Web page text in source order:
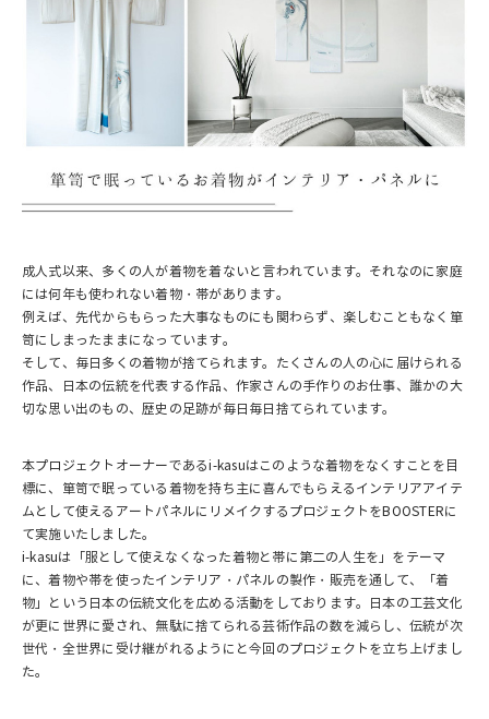
成人式以来、多くの人が着物を着ないと言われています。それなのに家庭
には何年も使われない着物・帯があります。
例えば、先代からもらった大事なものにも関わらず、楽しむこともなく箪
笥にしまったままになっています。
そして、毎日多くの着物が捨てられます。たくさんの人の心に届けられる
作品、日本の伝統を代表する作品、作家さんの手作りのお仕事、誰かの大
切な思い出のもの、歴史の足跡が毎日毎日捨てられています。
本プロジェクトオーナーであるi-kasuはこのような着物をなくすことを目
標に、箪笥で眠っている着物を持ち主に喜んでもらえるインテリアアイテ
ムとして使えるアートパネルにリメイクするプロジェクトをBOOSTERに
て実施いたしました。
i-kasuは「服として使えなくなった着物と帯に第二の人生を」をテーマ
に、着物や帯を使ったインテリア・パネルの製作・販売を通して、「着
物」という日本の伝統文化を広める活動をしております。日本の工芸文化
が更に世界に愛され、無駄に捨てられる芸術作品の数を減らし、伝統が次
世代・全世界に受け継がれるようにと今回のプロジェクトを立ち上げまし
た。